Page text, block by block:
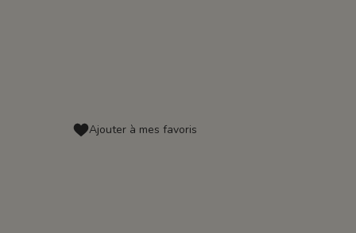
Ajouter à mes favoris